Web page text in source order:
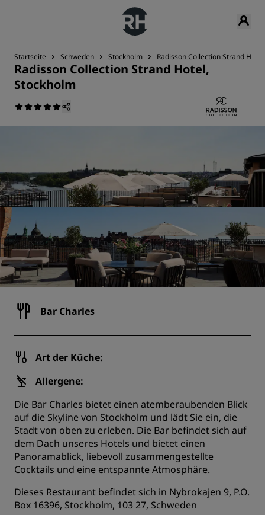
Startseite Schweden Stockholm Radisson Collection Strand
Radisson Collection Strand Hotel,
Stockholm
Bar Charles
Art der Küche:
Allergene:
Die Bar Charles bietet einen atemberaubenden Blick
auf die Skyline von Stockholm und lädt Sie ein, die
Stadt von oben zu erleben. Die Bar befindet sich auf
dem Dach unseres Hotels und bietet einen
Panoramablick, liebevoll zusammengestellte
Cocktails und eine entspannte Atmosphäre.
Dieses Restaurant befindet sich in Nybrokajen 9, P.O.
Box 16396, Stockholm, 103 27, Schweden